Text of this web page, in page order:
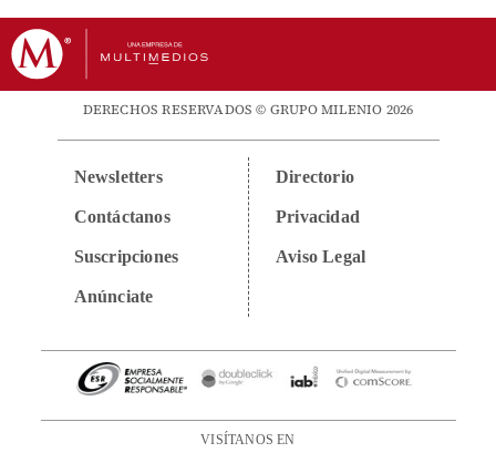
DERECHOS RESERVADOS © GRUPO MILENIO 2026
Newsletters
Contáctanos
Suscripciones
Anúnciate
Directorio
Privacidad
Aviso Legal
VISÍTANOS EN